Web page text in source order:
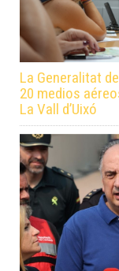
La Generalitat
20 medios
La Vall d’Uixó